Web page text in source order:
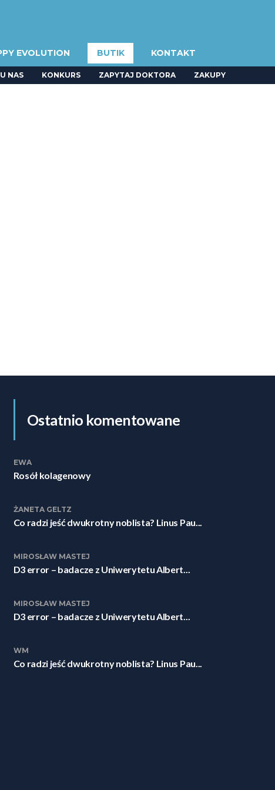
EVOLUTION BUTIK KONTAKT
NAS KONKURS ZAPYTAJ DOKTORA ZAKUPY
Ostatnio komentowane
EWA
Rosół kolagenowy
ŻANETA GELTZ
Co radzi jeść dwukrotny noblista? Linus Pau...
MIROSŁAW MASTEJ
D3 error – badacze z Uniwerytetu Albert...
MIROSŁAW MASTEJ
D3 error – badacze z Uniwerytetu Albert...
WM
Co radzi jeść dwukrotny noblista? Linus Pau...